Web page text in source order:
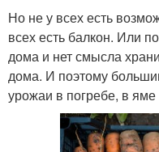
Но не у всех есть
всех есть балкон. Или
дома и нет смысла
дома. И поэтому
урожаи в погребе, в